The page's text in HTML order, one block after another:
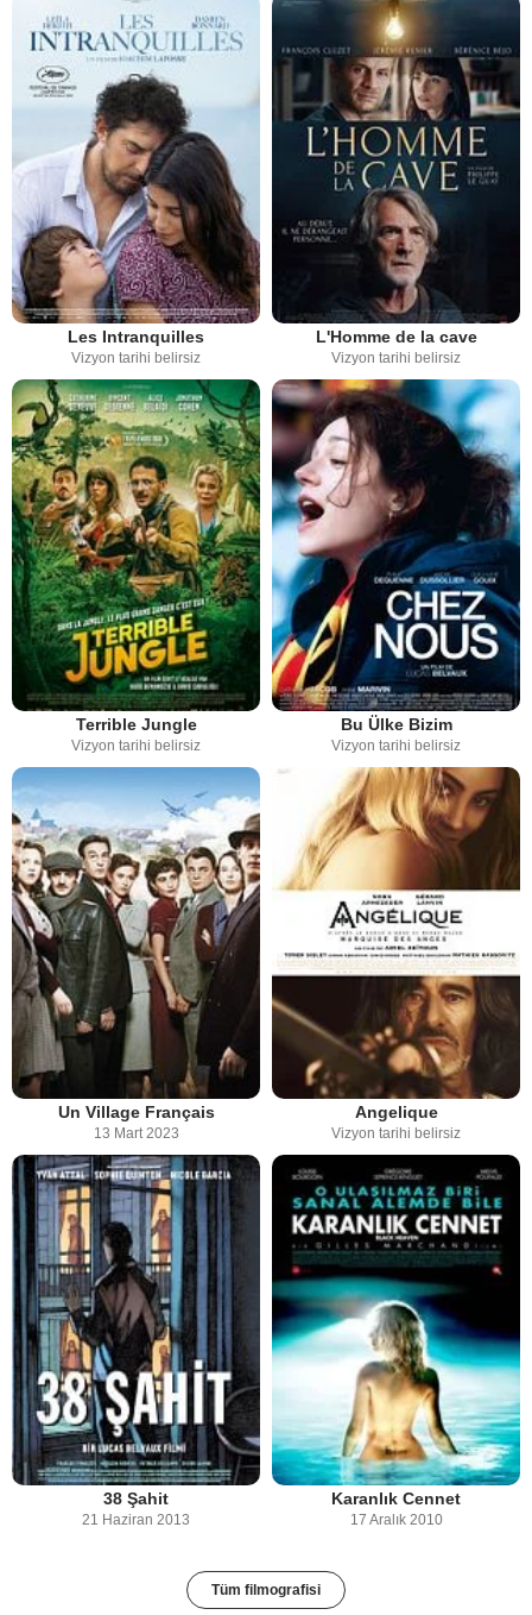
Les Intranquilles
Vizyon tarihi belirsiz
L'Homme de la cave
Vizyon tarihi belirsiz
Terrible Jungle
Vizyon tarihi belirsiz
Bu Ülke Bizim
Vizyon tarihi belirsiz
Un Village Français
13 Mart 2023
Angelique
Vizyon tarihi belirsiz
38 Şahit
21 Haziran 2013
Karanlık Cennet
17 Aralık 2010
Tüm filmografisi